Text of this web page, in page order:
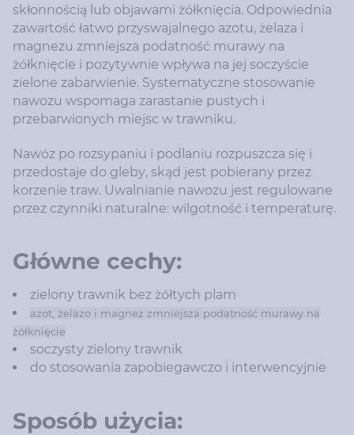
skłonnością lub objawami żółknięcia. Odpowiednia
zawartość łatwo przyswajalnego azotu, żelaza i
magnezu zmniejsza podatność murawy na
żółknięcie i pozytywnie wpływa na jej soczyście
zielone zabarwienie. Systematyczne stosowanie
nawozu wspomaga zarastanie pustych i
przebarwionych miejsc w trawniku.
Nawóz po rozsypaniu i podlaniu rozpuszcza się i
przedostaje do gleby, skąd jest pobierany przez
korzenie traw. Uwalnianie nawozu jest regulowane
przez czynniki naturalne: wilgotność i temperaturę.
Główne cechy:
zielony trawnik bez żółtych plam
azot, żelazo i magnez zmniejsza podatność murawy na
żółknięcie
soczysty zielony trawnik
do stosowania zapobiegawczo i interwencyjnie
Sposób użycia: